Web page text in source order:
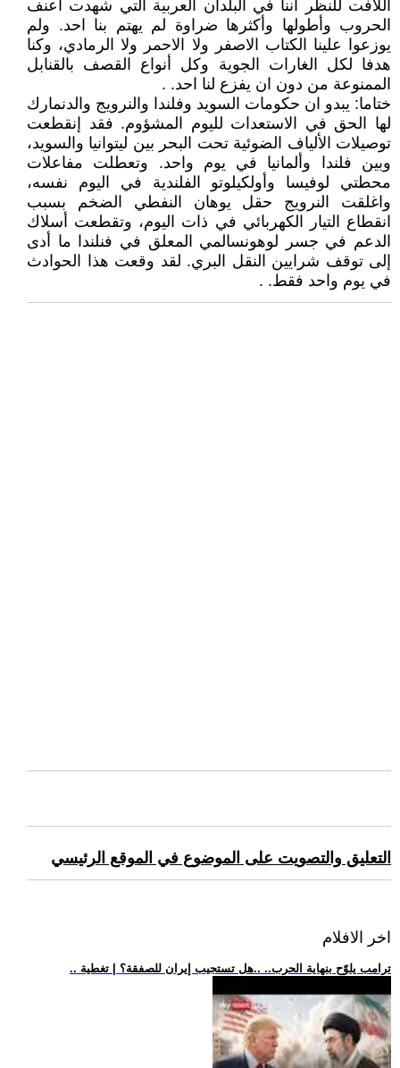
اللافت للنظر اننا في البلدان العربية التي شهدت اعنف
الحروب وأطولها وأكثرها ضراوة لم يهتم بنا احد. ولم
يوزعوا علينا الكتاب الاصفر ولا الاحمر ولا الرمادي، وكنا
هدفا لكل الغارات الجوية وكل أنواع القصف بالقنابل
الممنوعة من دون ان يفزع لنا احد. .
ختاما: يبدو ان حكومات السويد وفلندا والنرويج والدنمارك
لها الحق في الاستعدات لليوم المشؤوم. فقد إنقطعت
توصيلات الألياف الضوئية تحت البحر بين ليتوانيا والسويد،
وبين فلندا وألمانيا في يوم واحد. وتعطلت مفاعلات
محطتي لوفيسا وأولكيلوتو الفلندية في اليوم نفسه،
واغلقت النرويج حقل يوهان النفطي الضخم بسبب
انقطاع التيار الكهربائي في ذات اليوم، وتقطعت أسلاك
الدعم في جسر لوهونسالمي المعلق في فنلندا ما أدى
إلى توقف شرايين النقل البري. لقد وقعت هذا الحوادث
في يوم واحد فقط. .
التعليق والتصويت على الموضوع في الموقع الرئيسي
اخر الافلام
.. ترامب يلوّح بنهاية الحرب.. ..هل تستجيب إيران للصفقة؟ | تغطية